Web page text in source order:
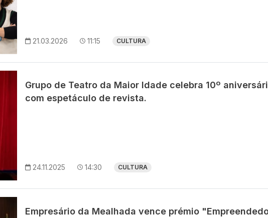
21.03.2026 11:15 CULTURA
Grupo de Teatro da Maior Idade celebra 10º
com espetáculo de revista.
24.11.2025 14:30 CULTURA
Empresário da Mealhada vence prémio